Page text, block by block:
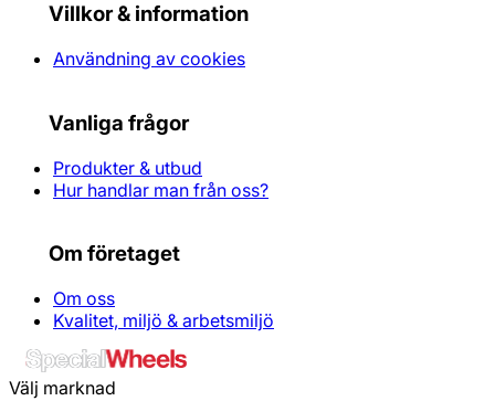
Villkor & information
Användning av cookies
Vanliga frågor
Produkter & utbud
Hur handlar man från oss?
Om företaget
Om oss
Kvalitet, miljö & arbetsmiljö
Välj marknad